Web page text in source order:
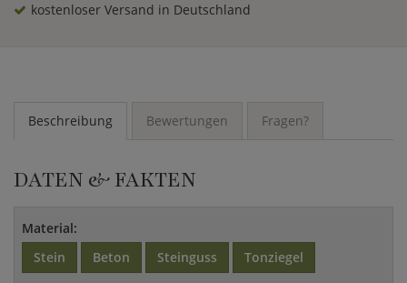
kostenloser Versand in Deutschland
Beschreibung Bewertungen Fragen?
DATEN & FAKTEN
Material:
Stein
Beton Steinguss Tonziegel